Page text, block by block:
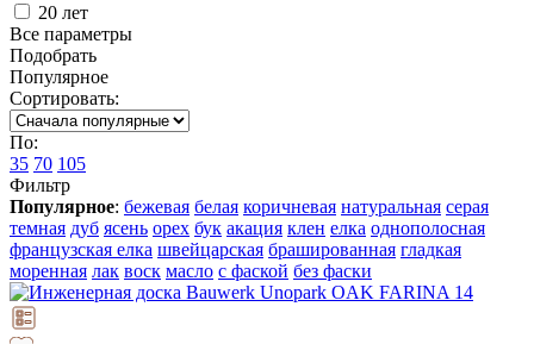
20 лет
Все параметры
Подобрать
Популярное
Сортировать:
По:
35 70 105
Фильтр
Популярное: бежевая белая коричневая натуральная серая
темная дуб ясень орех бук акация клен елка однополосная
французская елка швейцарская брашированная гладкая
моренная лак воск масло с фаской без фаски